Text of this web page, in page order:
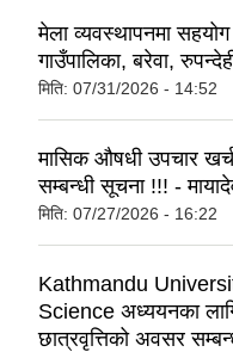
मेला व्यवस्थापनमा
गाउँपालिका, बरेवा,
मिति: 07/31/2026 - 14:52
मासिक औषधी उपचार
सम्बन्धी सूचना !!! -
मिति: 07/27/2026 - 16:22
Kathmandu
Science अध्ययनका
छात्रवृत्तिको अवसर